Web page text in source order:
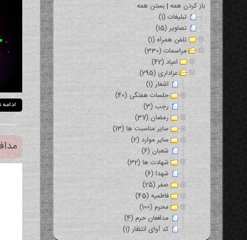
ادامه
باز کردن همه|بستن همه
تبلیغات (1)
تصاویر (15)
تلفن همراه (1)
مراسمات (330)
اعیاد (42)
عزاداری (295)
اشعار (1)
جلسات هفتگی (40)
رجب (3)
رمضان (37)
سایر مناسبت ها (13)
سایر موارد (2)
شعبان (6)
شهادت ها (32)
شهدا (6)
صفر (25)
فاطمیه (45)
محرم (100)
مدافعان حرم (4)
کد آوای انتظار (1)